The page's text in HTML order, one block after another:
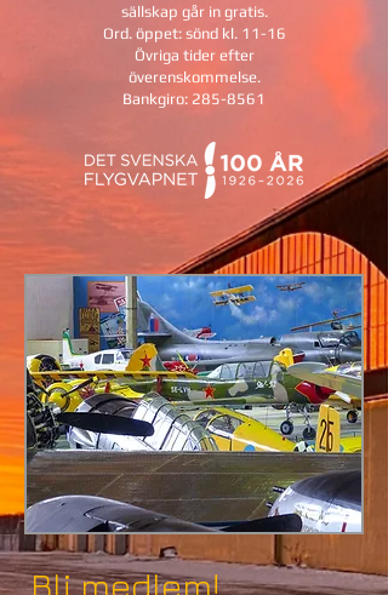
sällskap går in gratis.
Ord. öppet: sönd kl. 11-16
Övriga tider efter
överenskommelse.
Bankgiro: 285-8561
Bli medlem!